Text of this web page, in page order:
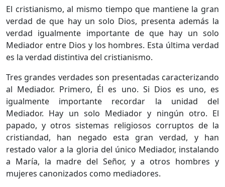
El cristianismo, al mismo tiempo que mantiene la gran
verdad de que hay un solo Dios, presenta además la
verdad igualmente importante de que hay un solo
Mediador entre Dios y los hombres. Esta última verdad
es la verdad distintiva del cristianismo.
Tres grandes verdades son presentadas caracterizando
al Mediador. Primero, Él es uno. Si Dios es uno, es
igualmente importante recordar la unidad del
Mediador. Hay un solo Mediador y ningún otro. El
papado, y otros sistemas religiosos corruptos de la
cristiandad, han negado esta gran verdad, y han
restado valor a la gloria del único Mediador, instalando
a María, la madre del Señor, y a otros hombres y
mujeres canonizados como mediadores.